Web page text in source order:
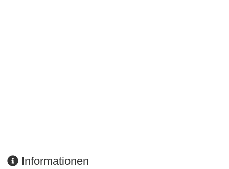
Informationen